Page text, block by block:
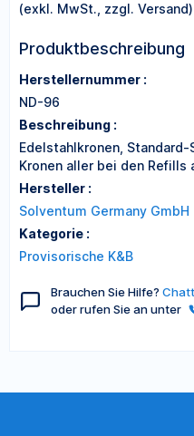
(exkl. MwSt., zzgl. Versand)
Produktbeschreibung
Herstellernummer :
ND-96
Beschreibung :
Edelstahlkronen,
Kronen aller bei den Refills
Hersteller :
Solventum Germany GmbH
Kategorie :
Provisorische K&B
Brauchen Sie Hilfe?
oder rufen Sie an unter